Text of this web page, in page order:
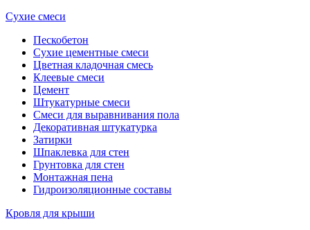
Сухие смеси
Пескобетон
Сухие цементные смеси
Цветная кладочная смесь
Клеевые смеси
Цемент
Штукатурные смеси
Смеси для выравнивания пола
Декоративная штукатурка
Затирки
Шпаклевка для стен
Грунтовка для стен
Монтажная пена
Гидроизоляционные составы
Кровля для крыши